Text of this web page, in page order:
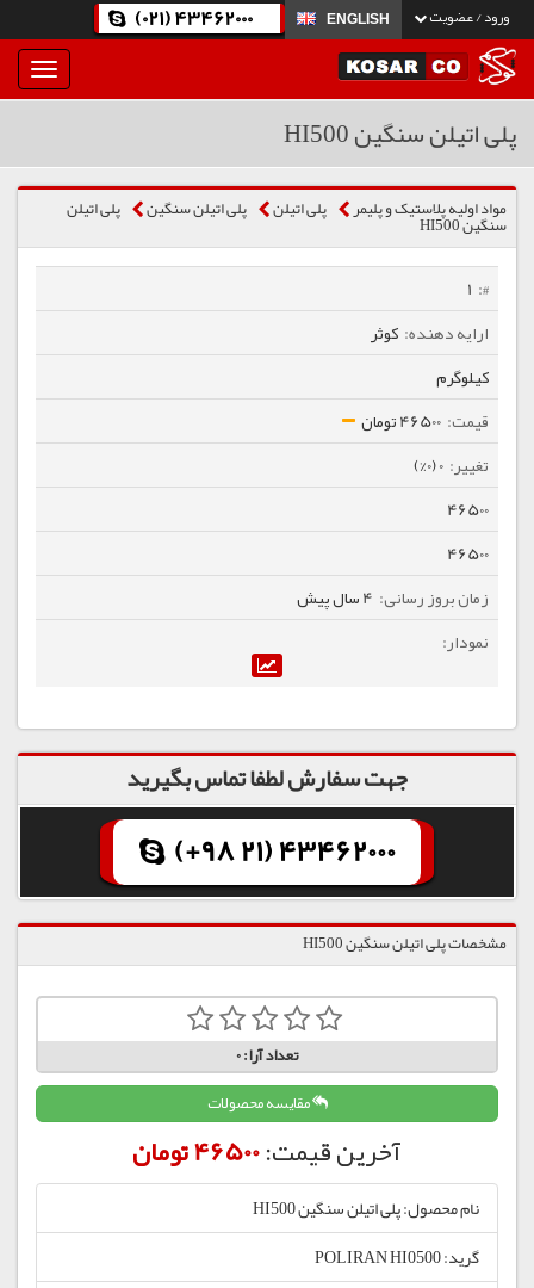
ورود / عضویت ENGLISH
(021) 43462000
بار
و
پلی اتیلن سنگین HI500
مواد اولیه پلاستیک و پلیمر پلی اتیلن پلی اتیلن سنگین پلی اتیلن
سنگین HI500
1
کوثر
کیلوگرم
46500 تومان
0 (0%)
46500
46500
4 سال پیش
جهت سفارش لطفا تماس بگیرید
(+98 21) 43462000
مشخصات پلی اتیلن سنگین HI500
تعداد آرا:0
مقایسه محصولات
آخرین قیمت:46500 تومان
نام محصول: پلی اتیلن سنگین HI500
گرید: POLIRAN HI0500